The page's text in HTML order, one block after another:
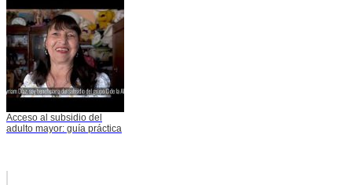
Acceso al subsidio del
adulto mayor: guía práctica